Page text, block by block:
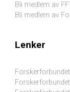
Bli medlem av
Bli medlem av
Lenker